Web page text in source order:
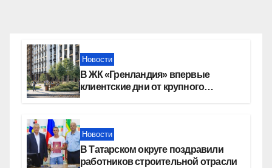
Новости
В ЖК «Гренландия» впервые
клиентские дни от крупного
Новости
В Татарском округе поздравили
работников строительной отрасли